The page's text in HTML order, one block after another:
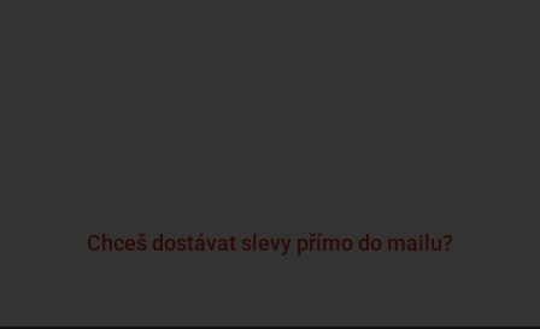
Chceš dostávat slevy přímo do mailu?